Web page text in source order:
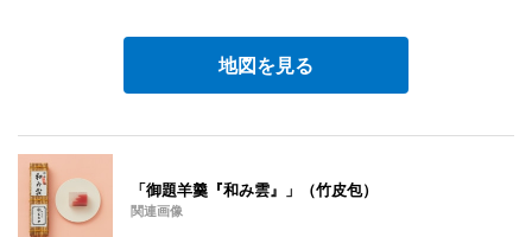
地図を見る
「御題羊羹『和み雲』」（竹皮包）
関連画像